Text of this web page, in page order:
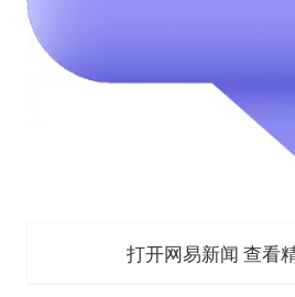
打开网易新闻 查看